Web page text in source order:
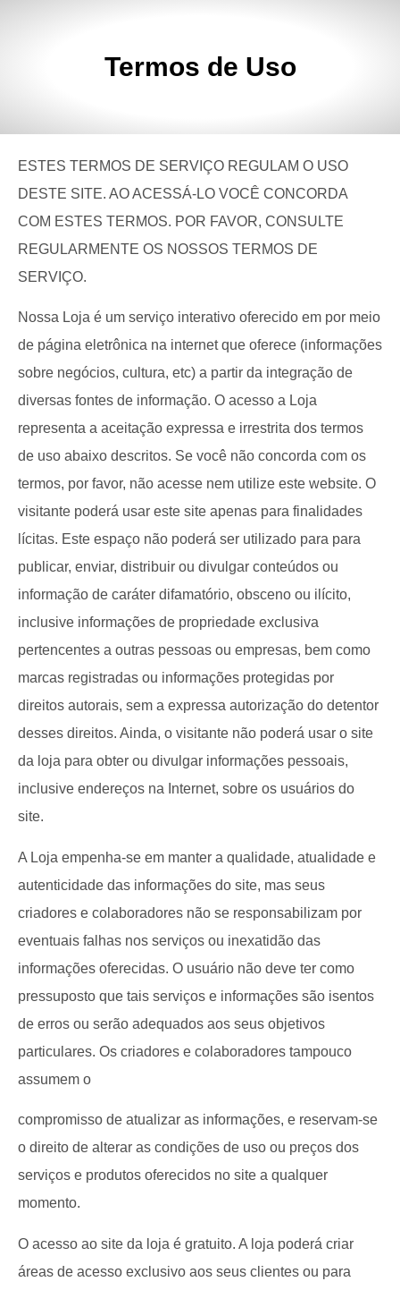
Termos de Uso
ESTES TERMOS DE SERVIÇO REGULAM O USO
DESTE SITE. AO ACESSÁ-LO VOCÊ CONCORDA
COM ESTES TERMOS. POR FAVOR, CONSULTE
REGULARMENTE OS NOSSOS TERMOS DE
SERVIÇO.
Nossa Loja é um serviço interativo oferecido em por meio
de página eletrônica na internet que oferece (informações
sobre negócios, cultura, etc) a partir da integração de
diversas fontes de informação. O acesso a Loja
representa a aceitação expressa e irrestrita dos termos
de uso abaixo descritos. Se você não concorda com os
termos, por favor, não acesse nem utilize este website. O
visitante poderá usar este site apenas para finalidades
lícitas. Este espaço não poderá ser utilizado para para
publicar, enviar, distribuir ou divulgar conteúdos ou
informação de caráter difamatório, obsceno ou ilícito,
inclusive informações de propriedade exclusiva
pertencentes a outras pessoas ou empresas, bem como
marcas registradas ou informações protegidas por
direitos autorais, sem a expressa autorização do detentor
desses direitos. Ainda, o visitante não poderá usar o site
da loja para obter ou divulgar informações pessoais,
inclusive endereços na Internet, sobre os usuários do
site.
A Loja empenha-se em manter a qualidade, atualidade e
autenticidade das informações do site, mas seus
criadores e colaboradores não se responsabilizam por
eventuais falhas nos serviços ou inexatidão das
informações oferecidas. O usuário não deve ter como
pressuposto que tais serviços e informações são isentos
de erros ou serão adequados aos seus objetivos
particulares. Os criadores e colaboradores tampouco
assumem o
compromisso de atualizar as informações, e reservam-se
o direito de alterar as condições de uso ou preços dos
serviços e produtos oferecidos no site a qualquer
momento.
O acesso ao site da loja é gratuito. A loja poderá criar
áreas de acesso exclusivo aos seus clientes ou para